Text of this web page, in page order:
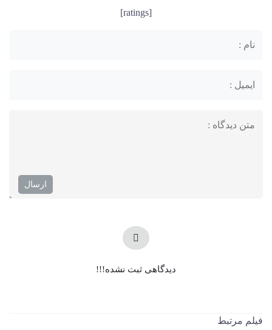
[ratings]
دیدگاهی ثبت نشده!!!
فیلم مرتبط